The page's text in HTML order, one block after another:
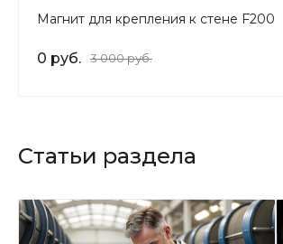
Магнит для крепления к стене F200
0 руб. 3 000 руб.
Статьи раздела